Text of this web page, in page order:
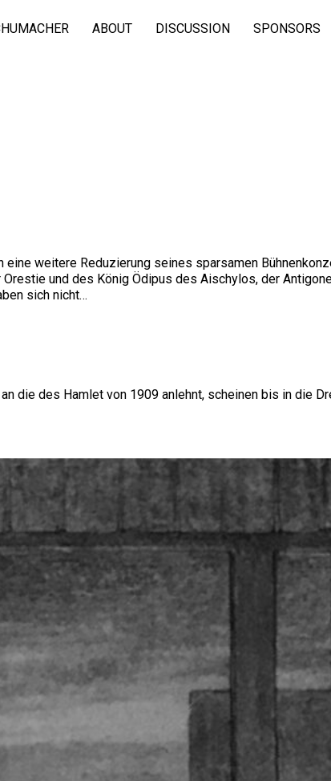
ABOUT DISCUSSION SPONSORS
weitere Reduzierung seines sparsamen
und des König Ödipus des Aischylos, der
sich nicht…
die des Hamlet von 1909 anlehnt, scheinen bis in die